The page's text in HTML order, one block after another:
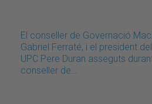
El conseller de Governació
Gabriel Ferraté, i el president
UPC Pere Duran asseguts
conseller de…